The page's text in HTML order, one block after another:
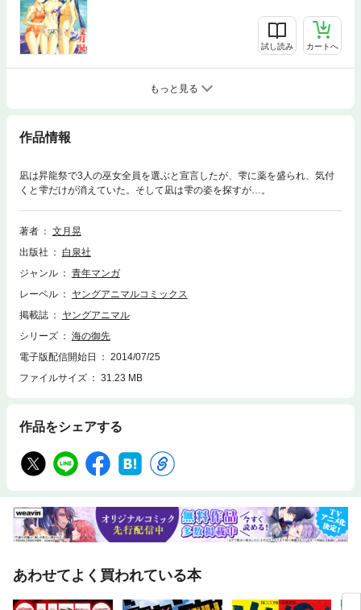
試し読み カートへ
もっと見る
作品情報
凪は昇龍祭で3人の巫女全員を選ぶと宣言したが、雫に薬を盛られ、気付
くと雫だけが消えていた。そして凪は雫の姿を探すが…。
著者
文月晃
出版社
白泉社
ジャンル
青年マンガ
レーベル
ヤングアニマルコミックス
掲載誌
ヤングアニマル
シリーズ
海の御先
電子版配信開始日
2014/07/25
ファイルサイズ
31.23 MB
作品をシェアする
あわせてよく買われている本